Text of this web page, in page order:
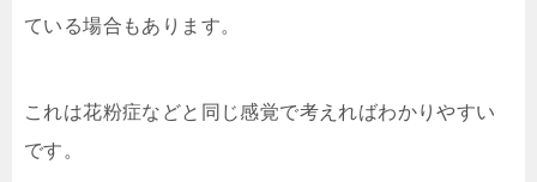
ている場合もあります。
これは花粉症などと同じ感覚で考えればわかりやすい
です。